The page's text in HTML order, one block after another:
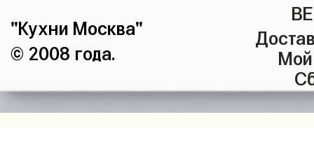
"Кухни Москва"
© 2008 года.